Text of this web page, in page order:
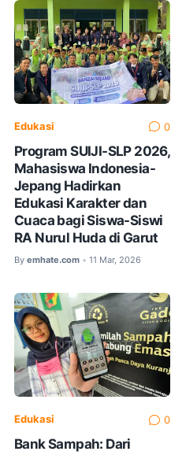
Edukasi 0
Program SUIJI-SLP 2026,
Mahasiswa Indonesia-
Jepang Hadirkan
Edukasi Karakter dan
Cuaca bagi Siswa-Siswi
RA Nurul Huda di Garut
By emhate.com • 11 Mar, 2026
Edukasi 0
Bank Sampah: Dari